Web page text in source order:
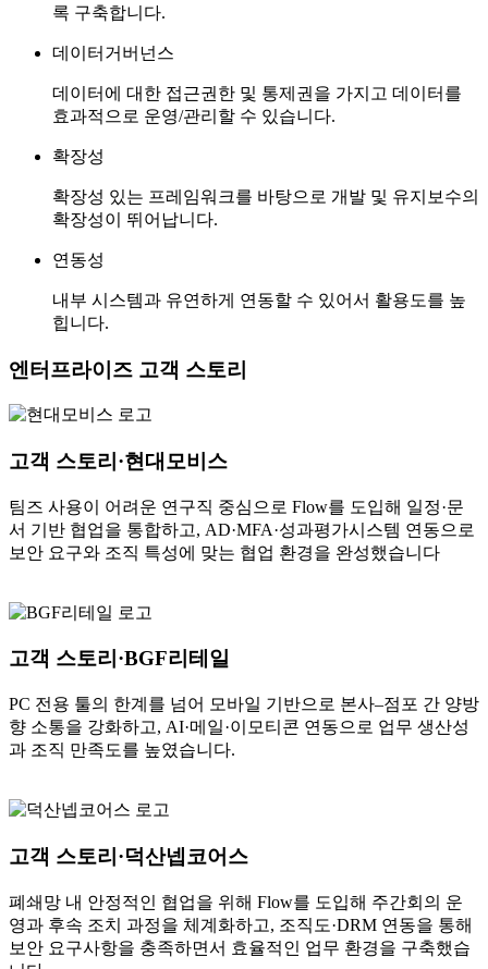
록 구축합니다.
데이터거버넌스
데이터에 대한 접근권한 및 통제권을 가지고 데이터를
효과적으로 운영/관리할 수 있습니다.
확장성
확장성 있는 프레임워크를 바탕으로 개발 및 유지보수의
확장성이 뛰어납니다.
연동성
내부 시스템과 유연하게 연동할 수 있어서 활용도를 높
힙니다.
엔터프라이즈 고객 스토리
고객 스토리·현대모비스
팀즈 사용이 어려운 연구직 중심으로 Flow를 도입해 일정·문
서 기반 협업을 통합하고, AD·MFA·성과평가시스템 연동으로
보안 요구와 조직 특성에 맞는 협업 환경을 완성했습니다
고객 스토리·BGF리테일
PC 전용 툴의 한계를 넘어 모바일 기반으로 본사–점포 간 양방
향 소통을 강화하고, AI·메일·이모티콘 연동으로 업무 생산성
과 조직 만족도를 높였습니다.
고객 스토리·덕산넵코어스
폐쇄망 내 안정적인 협업을 위해 Flow를 도입해 주간회의 운
영과 후속 조치 과정을 체계화하고, 조직도·DRM 연동을 통해
보안 요구사항을 충족하면서 효율적인 업무 환경을 구축했습